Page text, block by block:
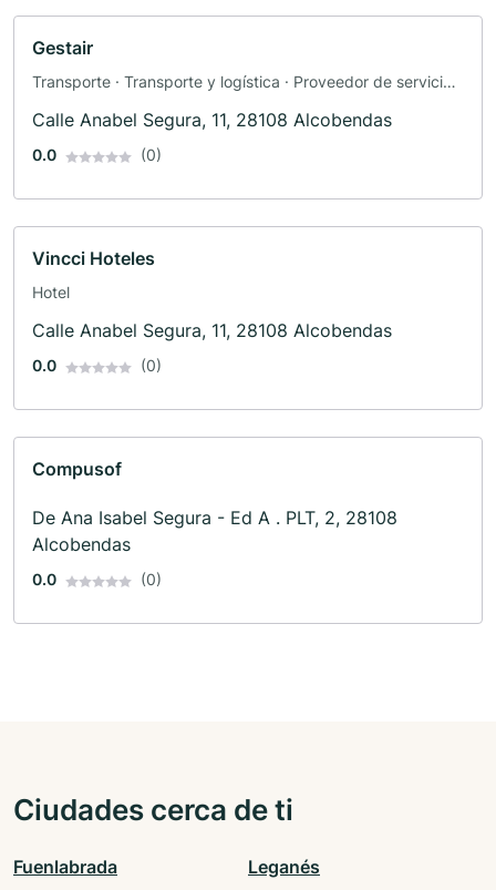
Gestair
Transporte · Transporte y logística · Proveedor de servicios
Calle Anabel Segura, 11, 28108 Alcobendas
0.0 (0)
Vincci Hoteles
Hotel
Calle Anabel Segura, 11, 28108 Alcobendas
0.0 (0)
Compusof
De Ana Isabel Segura - Ed A . PLT, 2, 28108
Alcobendas
0.0 (0)
Ciudades cerca de ti
Fuenlabrada Leganés